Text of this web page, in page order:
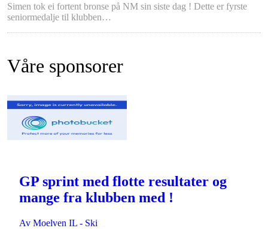
Simen tok ei fortent bronse på NM sin siste dag ! Dette er fyrste
seniormedalje til klubben…
Våre sponsorer
GP sprint med flotte resultater og
mange fra klubben med !
Av Moelven IL - Ski